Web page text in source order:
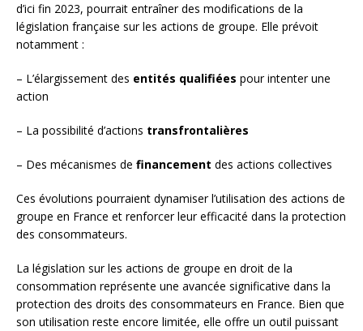
d’ici fin 2023, pourrait entraîner des modifications de la
législation française sur les actions de groupe. Elle prévoit
notamment :
– L’élargissement des entités qualifiées pour intenter une
action
– La possibilité d’actions transfrontalières
– Des mécanismes de financement des actions collectives
Ces évolutions pourraient dynamiser l’utilisation des actions de
groupe en France et renforcer leur efficacité dans la protection
des consommateurs.
La législation sur les actions de groupe en droit de la
consommation représente une avancée significative dans la
protection des droits des consommateurs en France. Bien que
son utilisation reste encore limitée, elle offre un outil puissant